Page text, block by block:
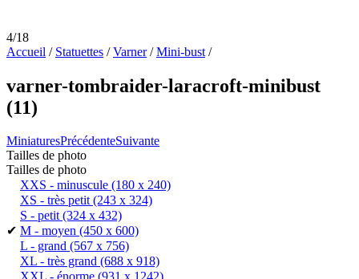
4/18
Accueil / Statuettes /Varner/Mini-bust /
varner-tombraider-laracroft-minibust
(11)
MiniaturesPrécédenteSuivante
Tailles de photo
Tailles de photo
XXS - minuscule (180 x 240)
XS - très petit(243 x 324)
S - petit(324 x 432)
✔ M - moyen (450 x 600)
L - grand (567 x 756)
XL - très grand (688 x 918)